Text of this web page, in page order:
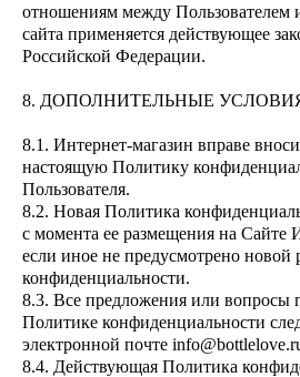
отношениям между Пользователем
сайта применяется действующее
Российской Федерации.
8. ДОПОЛНИТЕЛЬНЫЕ
8.1. Интернет-магазин вправе
настоящую Политику
Пользователя.
8.2. Новая Политика
с момента ее размещения на Сайте
если иное не предусмотрено
конфиденциальности.
8.3. Все предложения или вопросы
Политике конфиденциальности
электронной почте
8.4. Действующая Политика